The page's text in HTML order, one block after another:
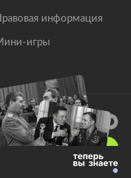
Правовая информация
игры